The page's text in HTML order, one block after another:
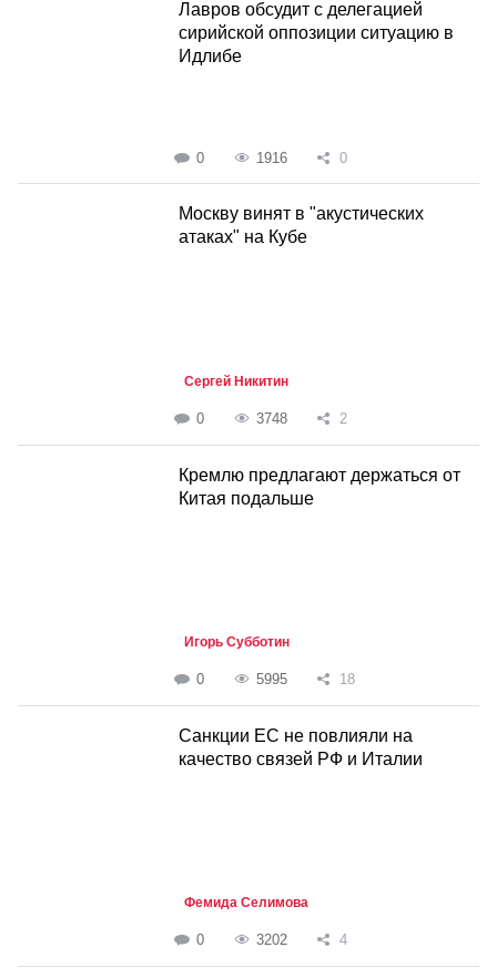
Лавров обсудит с делегацией
сирийской оппозиции ситуацию в
Идлибе
0 1916 0
Москву винят в "акустических
атаках" на Кубе
Сергей Никитин
0 3748 2
Кремлю предлагают держаться от
Китая подальше
Игорь Субботин
0 5995 18
Санкции ЕС не повлияли на
качество связей РФ и Италии
Фемида Селимова
0 3202 4